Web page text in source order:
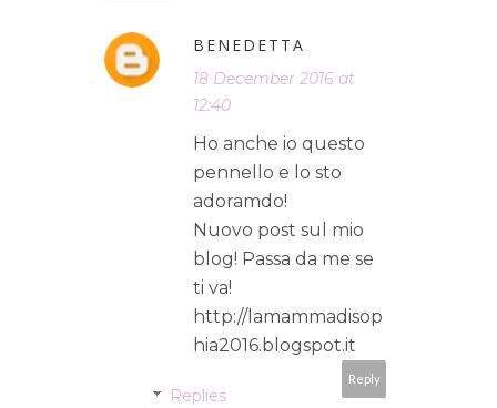
BENEDETTA
18 December 2016 at
12:40
Ho anche io questo
pennello e lo sto
adoramdo!
Nuovo post sul mio
blog! Passa da me se
ti va!
http://lamammadisop
hia2016.blogspot.it
Reply
Replies